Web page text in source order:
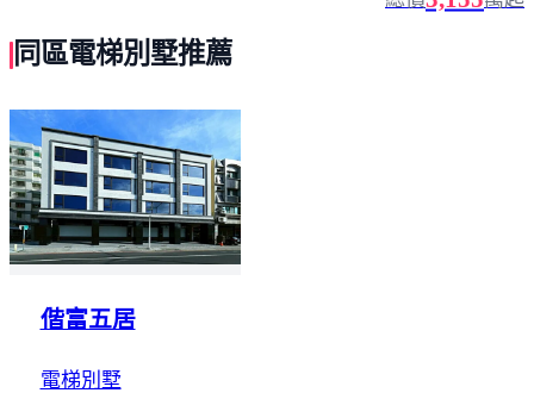
同區電梯別墅推薦
偕富五居
電梯別墅